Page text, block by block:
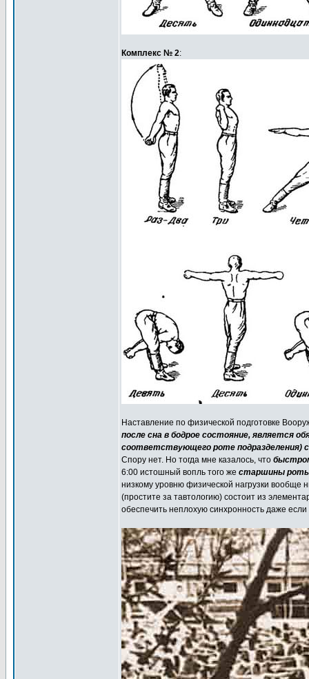
Комплекс № 2:
Наставление по физической подготовке
после сна в бодрое состояние, является
соответствующего роте
Спору нет. Но тогда мне казалось, что
6:00 истошный вопль того же старшины роты
низкому уровню физической нагрузки вообще
(простите за тавтологию) состоит из
обеспечить неплохую синхронность даже